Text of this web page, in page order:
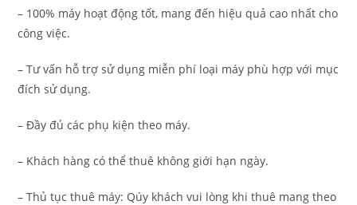
– 100% máy hoạt động tốt, mang đến hiệu quả cao nhất cho
công việc.
– Tư vấn hỗ trợ sử dụng miễn phí loại máy phù hợp với mục
đích sử dụng.
– Đầy đủ các phụ kiện theo máy.
– Khách hàng có thể thuê không giới hạn ngày.
– Thủ tục thuê máy: Qúy khách vui lòng khi thuê mang theo